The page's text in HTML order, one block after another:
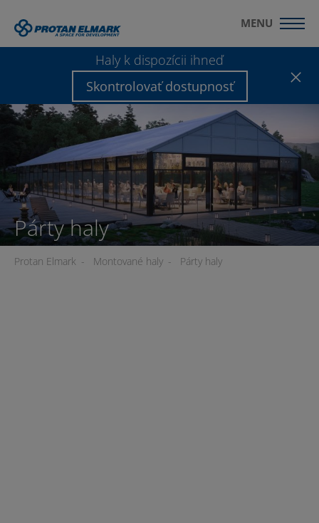
Haly k dispozícii ihneď
Skontrolovať dostupnosť
MENU
Párty haly
Protan Elmark - Montované haly - Párty haly